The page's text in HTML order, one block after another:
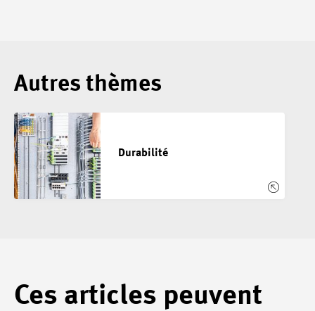
Autres thèmes
Durabilité
Ces articles peuvent